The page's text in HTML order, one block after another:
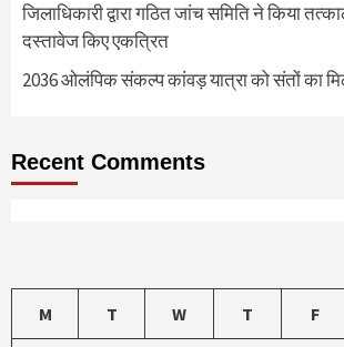
जिलाधिकारी द्वारा गठित जांच समिति ने किया
दस्तावेज किए एकत्रित
2036 ओलंपिक संकल्प कांवड़ यात्रा को संतों का
Recent Comments
M T W T F